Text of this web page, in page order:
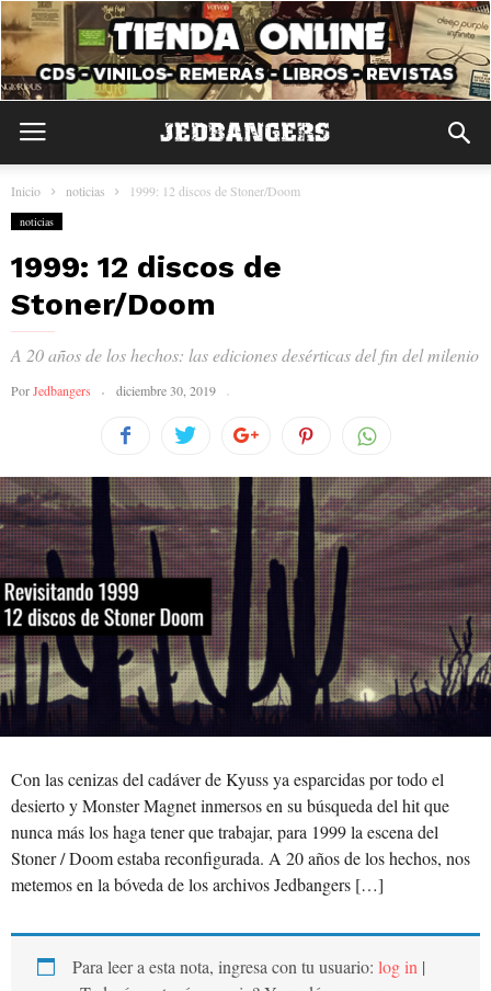
Inicio noticias 1999: 12 discos de Stoner/Doom
noticias
1999: 12 discos de
Stoner/Doom
A 20 años de los hechos: las ediciones desérticas del fin del milenio
PorJedbangers diciembre 30, 2019
Con las cenizas del cadáver de Kyuss ya esparcidas por todo el
desierto y Monster Magnet inmersos en su búsqueda del hit que
nunca más los haga tener que trabajar, para 1999 la escena del
Stoner / Doom estaba reconfigurada. A 20 años de los hechos, nos
metemos en la bóveda de los archivos Jedbangers […]
Para leer a esta nota, ingresa con tu usuario: log in |